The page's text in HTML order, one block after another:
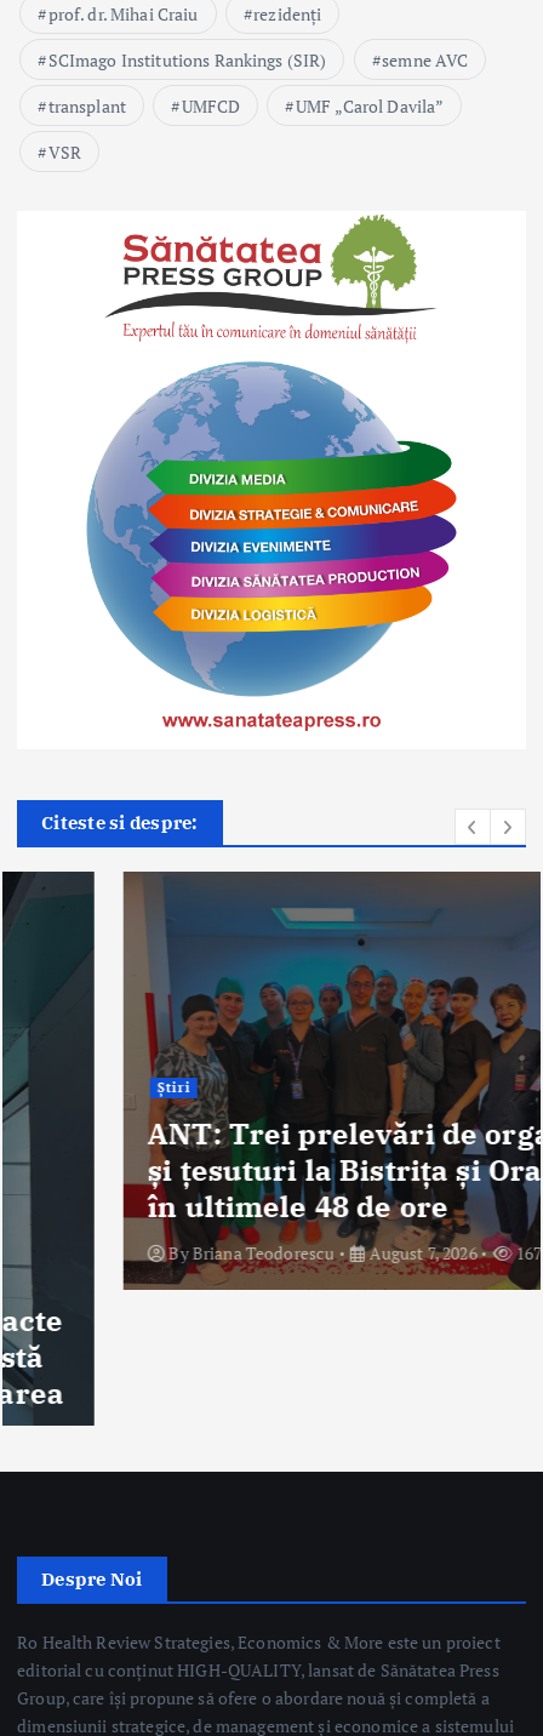
prof. dr. Mihai Craiu
rezidenți
SCImago Institutions Rankings (SIR)
semne AVC
transplant
UMFCD
UMF „Carol Davila”
VSR
Citeste si despre:
ANT: Trei prelevări de organe
și țesuturi la Bistrița și Oradea
în ultimele 48 de ore
Briana Teodorescu August 7, 2026 167 views
Group, care își propune să ofere o abordare nouă și completă a
dimensiunii strategice, de management și economice a sistemului
de sănătate din România.
Sănătatea Press Group